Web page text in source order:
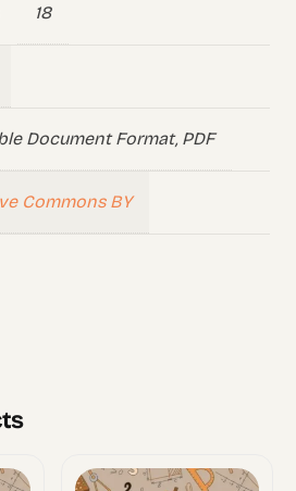
18
Document Format, PDF
Commons BY